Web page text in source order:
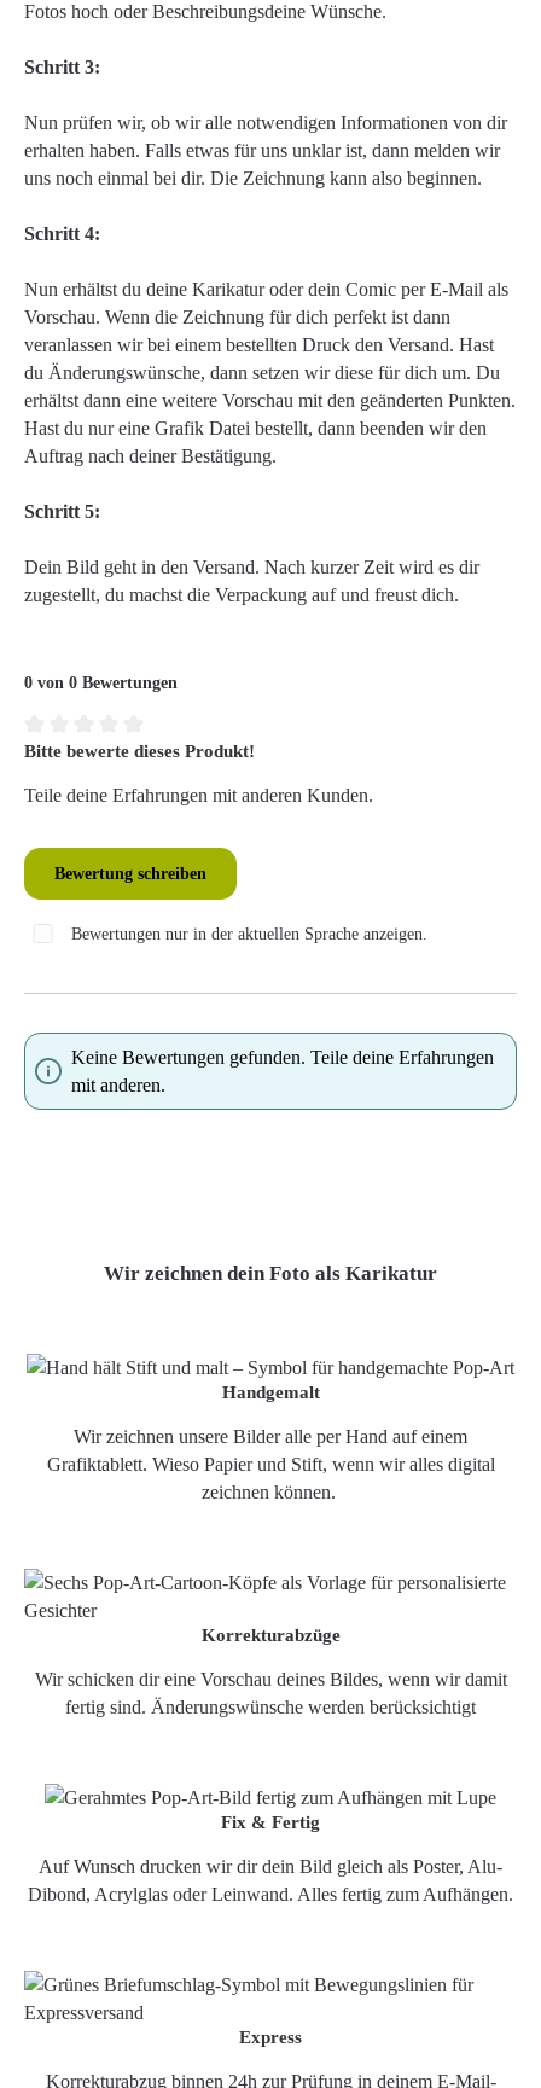
Fotos hoch oder Beschreibungsdeine Wünsche.
Schritt 3:
Nun prüfen wir, ob wir alle notwendigen Informationen von dir
erhalten haben. Falls etwas für uns unklar ist, dann melden wir
uns noch einmal bei dir. Die Zeichnung kann also beginnen.
Schritt 4:
Nun erhältst du deine Karikatur oder dein Comic per E-Mail als
Vorschau. Wenn die Zeichnung für dich perfekt ist dann
veranlassen wir bei einem bestellten Druck den Versand. Hast
du Änderungswünsche, dann setzen wir diese für dich um. Du
erhältst dann eine weitere Vorschau mit den geänderten Punkten.
Hast du nur eine Grafik Datei bestellt, dann beenden wir den
Auftrag nach deiner Bestätigung.
Schritt 5:
Dein Bild geht in den Versand. Nach kurzer Zeit wird es dir
zugestellt, du machst die Verpackung auf und freust dich.
0 von 0 Bewertungen
Durchschnittliche Bewertung von 0 von 5 Sternen
Bitte bewerte dieses Produkt!
Teile deine Erfahrungen mit anderen Kunden.
Bewertung schreiben
Bewertungen nur in der aktuellen Sprache anzeigen.
Keine Bewertungen gefunden. Teile deine Erfahrungen
mit anderen.
Wir zeichnen dein Foto als Karikatur
Handgemalt
Wir zeichnen unsere Bilder alle per Hand auf einem
Grafiktablett. Wieso Papier und Stift, wenn wir alles digital
zeichnen können.
Korrekturabzüge
Wir schicken dir eine Vorschau deines Bildes, wenn wir damit
fertig sind. Änderungswünsche werden berücksichtigt
Fix & Fertig
Auf Wunsch drucken wir dir dein Bild gleich als Poster, Alu-
Dibond, Acrylglas oder Leinwand. Alles fertig zum Aufhängen.
Express
Korrekturabzug binnen 24h zur Prüfung in deinem E-Mail-